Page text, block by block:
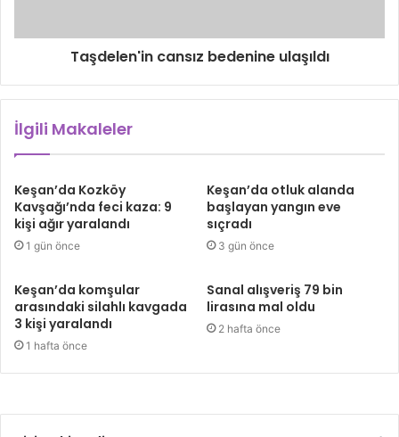
Taşdelen'in cansız bedenine ulaşıldı
İlgili Makaleler
Keşan’da Kozköy
Kavşağı’nda feci kaza: 9
kişi ağır yaralandı
1 gün önce
Keşan’da otluk alanda
başlayan yangın eve
sıçradı
3 gün önce
Keşan’da komşular
arasındaki silahlı kavgada
3 kişi yaralandı
1 hafta önce
Sanal alışveriş 79 bin
lirasına mal oldu
2 hafta önce